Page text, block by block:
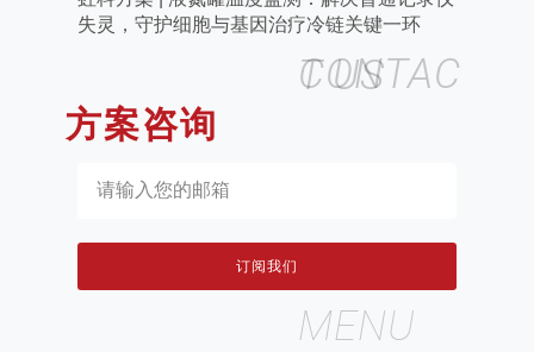
失灵，守护细胞与基因治疗冷链关键一环
方案咨询
CONTACT US
订阅我们
MENU